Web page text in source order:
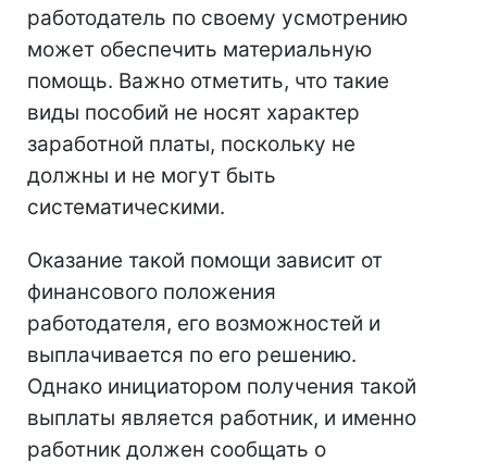
работодатель по своему усмотрению
может обеспечить материальную
помощь. Важно отметить, что такие
виды пособий не носят характер
заработной платы, поскольку не
должны и не могут быть
систематическими.
Оказание такой помощи зависит от
финансового положения
работодателя, его возможностей и
выплачивается по его решению.
Однако инициатором получения такой
выплаты является работник, и именно
работник должен сообщать о